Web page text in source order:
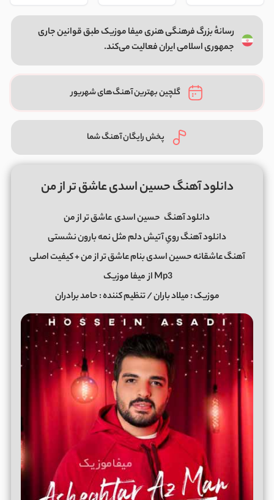
رسانهٔ بزرگ فرهنگی هنری میفا موزیک طبق قوانین جاری
جمهوری اسلامی ایران فعالیت می‌کند.
گلچین بهترین آهنگ‌های شهریور
پخش رایگان آهنگ شما
دانلود آهنگ حسین اسدی عاشق تر از من
دانلود آهنگ حسین اسدیعاشق تر از من
دانلود آهنگ رویِ آتیش دلم مثل نمه بارون نشستی
آهنگ عاشقانه حسین اسدی بنام عاشق تر از من + کیفیت اصلی
Mp3 از
میفا موزیک
موزیک : میلاد باران / تنظیم کننده : حامد برادران